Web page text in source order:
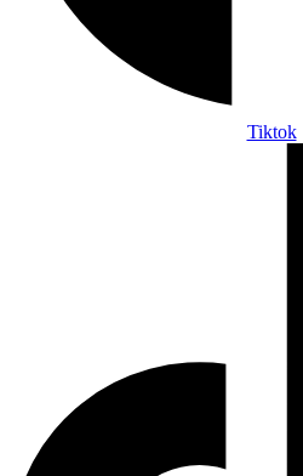
Tiktok